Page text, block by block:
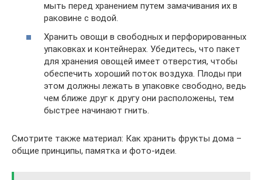
мыть перед хранением путем замачивания их в
раковине с водой.
Хранить овощи в свободных и перфорированных
упаковках и контейнерах. Убедитесь, что пакет
для хранения овощей имеет отверстия, чтобы
обеспечить хороший поток воздуха. Плоды при
этом должны лежать в упаковке свободно, ведь
чем ближе друг к другу они расположены, тем
быстрее начинают гнить.
Смотрите также материал: Как хранить фрукты дома –
общие принципы, памятка и фото-идеи.